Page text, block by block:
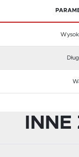
w postaci wiadomości, ofert,